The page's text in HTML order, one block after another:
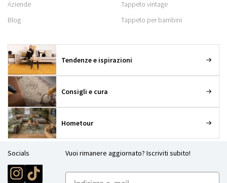
Aziende
Blog
Tappeto vintage
Tappeto per bambini
Tendenze e ispirazioni
Consigli e cura
Hometour
Socials Vuoi rimanere aggiornato? Iscriviti subito!
E-mailadres